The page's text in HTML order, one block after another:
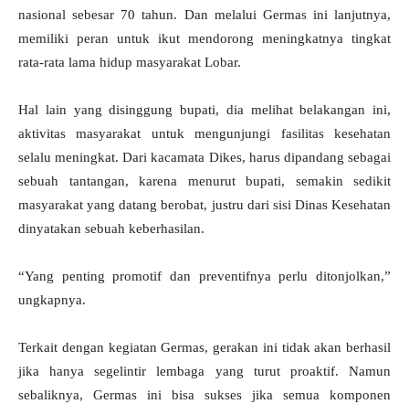
nasional sebesar 70 tahun. Dan melalui Germas ini lanjutnya,
memiliki peran untuk ikut mendorong meningkatnya tingkat
rata-rata lama hidup masyarakat Lobar.
Hal lain yang disinggung bupati, dia melihat belakangan ini,
aktivitas masyarakat untuk mengunjungi fasilitas kesehatan
selalu meningkat. Dari kacamata Dikes, harus dipandang sebagai
sebuah tantangan, karena menurut bupati, semakin sedikit
masyarakat yang datang berobat, justru dari sisi Dinas Kesehatan
dinyatakan sebuah keberhasilan.
“Yang penting promotif dan preventifnya perlu ditonjolkan,”
ungkapnya.
Terkait dengan kegiatan Germas, gerakan ini tidak akan berhasil
jika hanya segelintir lembaga yang turut proaktif. Namun
sebaliknya, Germas ini bisa sukses jika semua komponen